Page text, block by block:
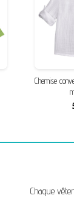
Chemise
Chaque